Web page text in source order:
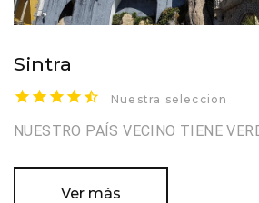
Sintra
Nuestra seleccion
NUESTRO PAÍS VECINO TIENE
Ver más